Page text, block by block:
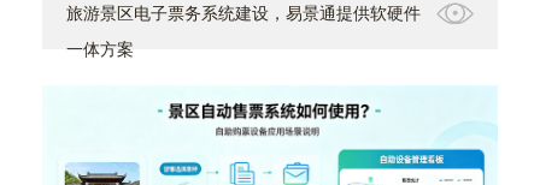
旅游景区电子票务系统建设，易景通提供软硬件
一体方案